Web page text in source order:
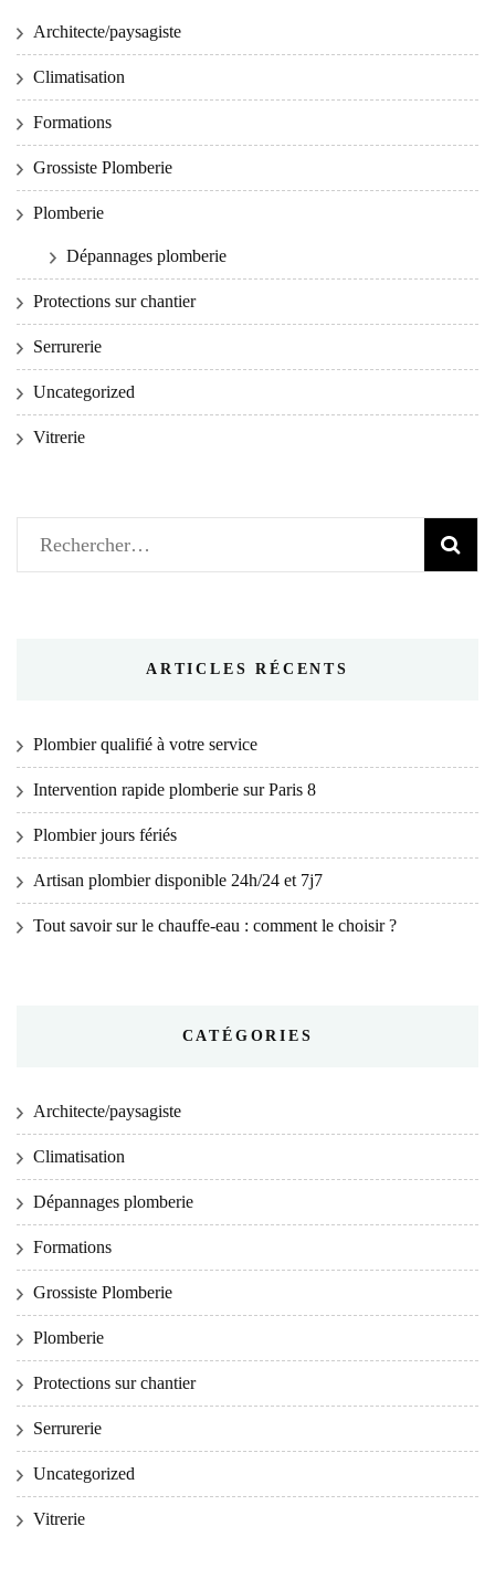
Architecte/paysagiste
Climatisation
Formations
Grossiste Plomberie
Plomberie
Dépannages plomberie
Protections sur chantier
Serrurerie
Uncategorized
Vitrerie
Rechercher :
ARTICLES RÉCENTS
Plombier qualifié à votre service
Intervention rapide plomberie sur Paris 8
Plombier jours fériés
Artisan plombier disponible 24h/24 et 7j7
Tout savoir sur le chauffe-eau : comment le choisir ?
CATÉGORIES
Architecte/paysagiste
Climatisation
Dépannages plomberie
Formations
Grossiste Plomberie
Plomberie
Protections sur chantier
Serrurerie
Uncategorized
Vitrerie